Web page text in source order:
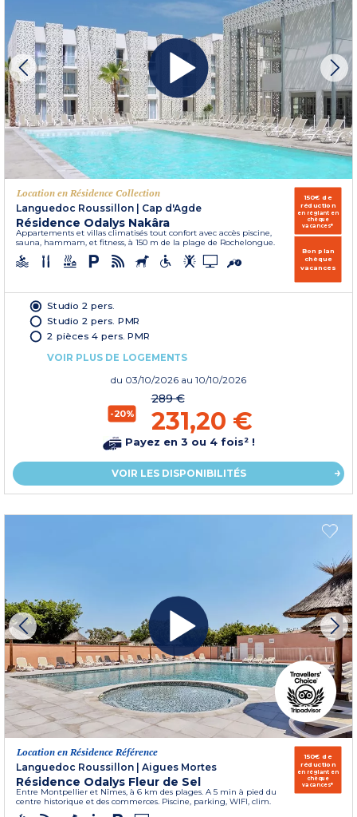
Location en Résidence Collection
Languedoc Roussillon
Cap d'Agde
Résidence Odalys Nakâra
Appartements et villas climatisés tout confort avec accès piscine,
sauna, hammam, et fitness, à 150 m de la plage de Rochelongue.
150€ de
réduction
en réglant en
chèque
vacances*
Bon plan
chèque
vacances
Studio 2 pers.
Studio 2 pers. PMR
2 pièces 4 pers. PMR
VOIR PLUS DE LOGEMENTS
du 03/10/2026 au 10/10/2026
-20%
289 €
231,20 €
Payez en 3 ou 4 fois² !
VOIR LES DISPONIBILITÉS
Location en Résidence Référence
Languedoc Roussillon | Aigues Mortes
Résidence Odalys Fleur de Sel
Entre Montpellier et Nîmes, à 6 km des plages. A 5 min à pied du
centre historique et des commerces. Piscine, parking, WIFI, clim.
150€ de
réduction
en réglant en
chèque
vacances*